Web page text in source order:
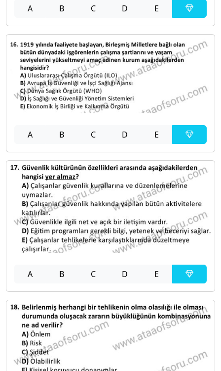
A B C D E
A B C D E
A B C D E